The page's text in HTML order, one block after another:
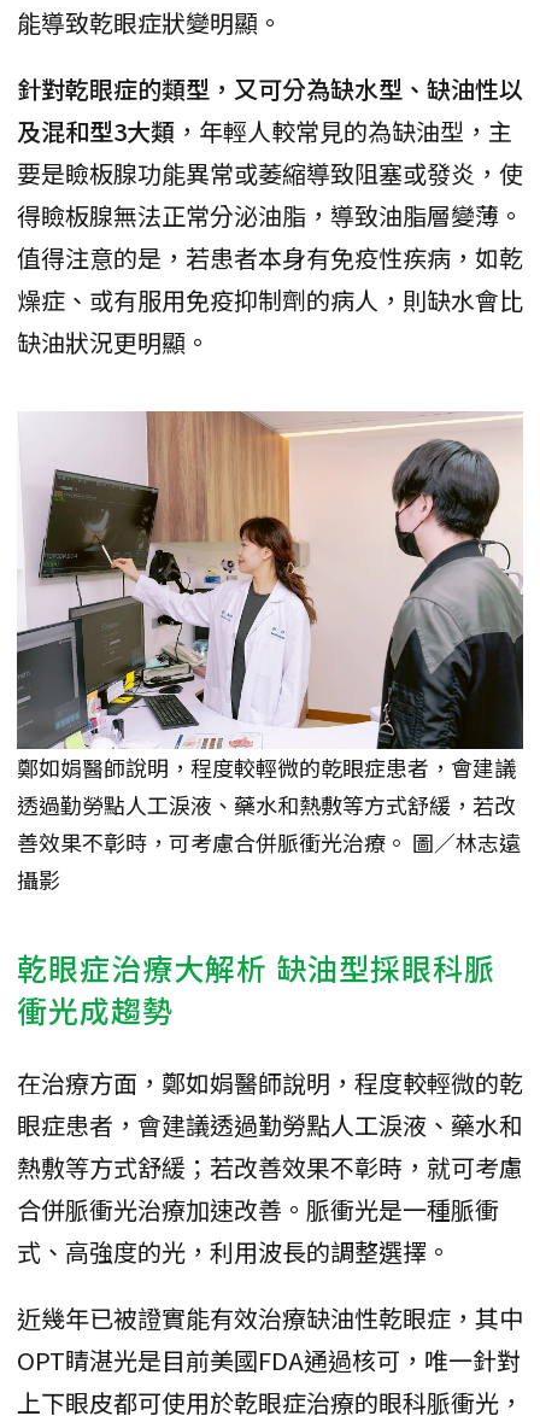
能導致乾眼症狀變明顯。
針對乾眼症的類型，又可分為缺水型、缺油性以
及混和型3大類 ，年輕人較常見的為缺油型，主
要是瞼板腺功能異常或萎縮導致阻塞或發炎，使
得瞼板腺無法正常分泌油脂，導致油脂層變薄。
值得注意的是，若患者本身有免疫性疾病，如乾
燥症、或有服用免疫抑制劑的病人，則缺水會比
缺油狀況更明顯。
鄭如娟醫師說明，程度較輕微的乾眼症患者，會建議
透過勤勞點人工淚液、藥水和熱敷等方式舒緩，若改
善效果不彰時，可考慮合併脈衝光治療。 圖／林志遠
攝影
乾眼症治療大解析 缺油型採眼科脈
衝光成趨勢
在治療方面，鄭如娟醫師說明，程度較輕微的乾
眼症患者，會建議透過勤勞點人工淚液、藥水和
熱敷等方式舒緩；若改善效果不彰時，就可考慮
合併脈衝光治療加速改善。脈衝光是一種脈衝
式、高強度的光，利用波長的調整選擇。
近幾年已被證實能有效治療缺油性乾眼症，其中
OPT睛湛光是目前美國FDA通過核可，唯一針對
上下眼皮都可使用於乾眼症治療的眼科脈衝光，